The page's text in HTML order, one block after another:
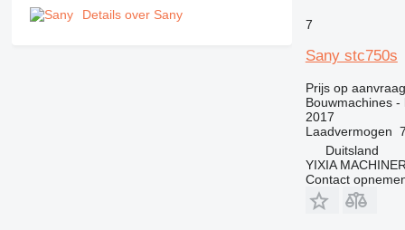
Details over Sany
7
Sany stc750s
Prijs op aanvraag
Bouwmachines -
2017
Laadvermogen
Duitsland
YIXIA
Contact